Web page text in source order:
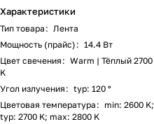
Характеристики
Тип товара : Лента
Мощность (прайс) : 14.4 Вт
Цвет свечения : Warm | Тёплый 2700
K
Угол излучения : typ: 120 °
Цветовая температура : min: 2600 K;
typ: 2700 K; max: 2800 K